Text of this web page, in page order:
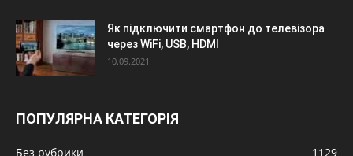
Як підключити смартфон до телевізора
через WiFi, USB, HDMI
10.09.2021
ПОПУЛЯРНА КАТЕГОРІЯ
Без рубрики
1129